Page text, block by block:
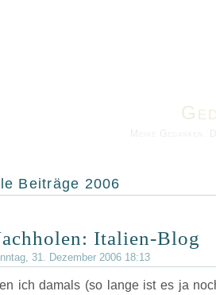
Beiträge 2006
Italien-Blog
31. Dezember 2006 18:13
ich damals (so lange ist es ja